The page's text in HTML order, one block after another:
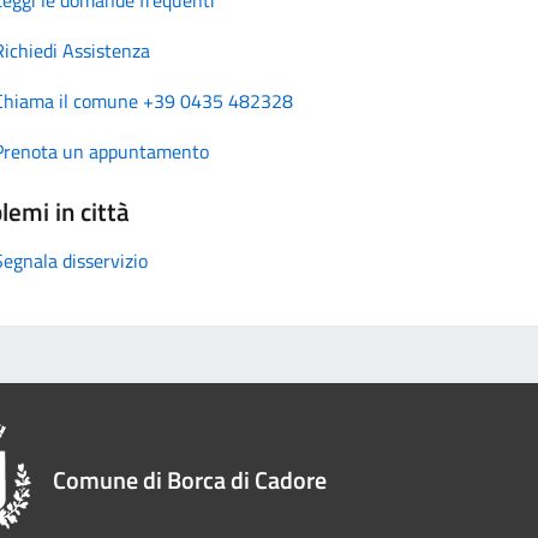
Assistenza
il comune +39 0435 482328
un appuntamento
in città
disservizio
Comune di Borca di Cadore